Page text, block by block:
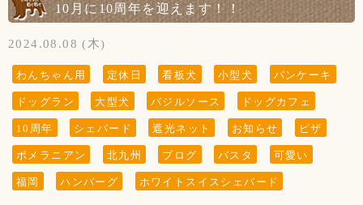
10月に10周年を迎えます！！
2024.08.08 (木)
わんちゃん用 定休日 看板犬 小型犬 パンケーキ
ドッグラン 大型犬 バジルソース ドッグカフェ
10周年 シェパード 遮光ネット お知らせ ピザ
ポメラニアン 北九州 ブログ パスタ 可愛い
福岡 ハンバーグ ホワイトスイスシェパード